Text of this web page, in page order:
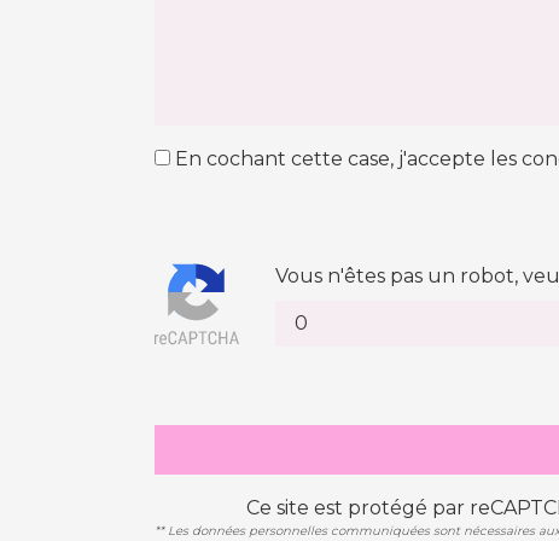
En cochant cette case, j'accepte les
Vous n'êtes pas un robot,
Ce site est protégé par
** Les données personnelles communiquées sont nécessaires